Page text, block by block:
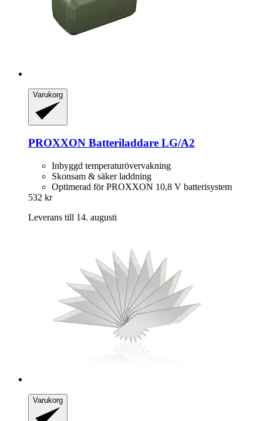
Varukorg
PROXXON Batteriladdare LG/A2
Inbyggd temperaturövervakning
Skonsam & säker laddning
Optimerad för PROXXON 10,8 V batterisystem
532 kr
Leverans till 14. augusti
Varukorg